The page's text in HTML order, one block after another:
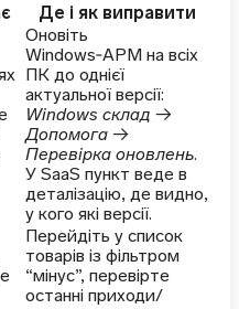
Де і як виправити
Оновіть
Windows‑АРМ на всіх
ПК до однієї
актуальної версії:
Windows склад →
Допомога →
Перевірка оновлень.
У SaaS пункт веде в
деталізацію, де видно,
у кого які версії.
Перейдіть у список
товарів із фільтром
“мінус”, перевірте
останні приходи/